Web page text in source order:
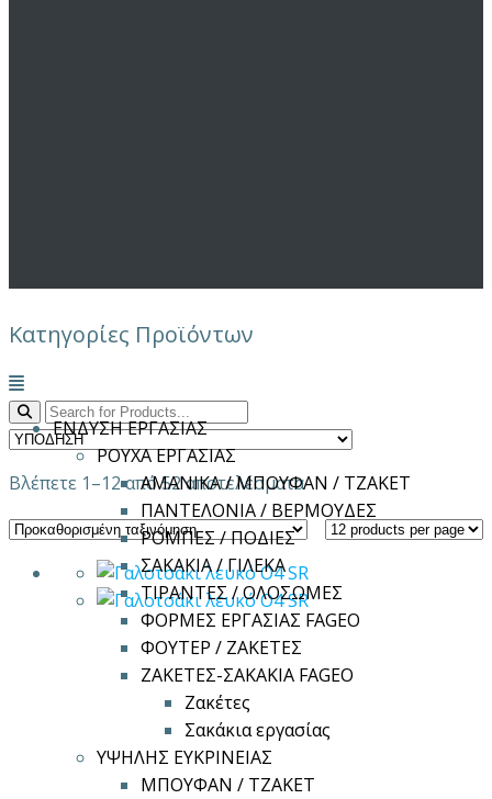
Κατηγορίες Προϊόντων
Μενού
ΕΝΔΥΣΗ ΕΡΓΑΣΙΑΣ
ΡΟΥΧΑ ΕΡΓΑΣΙΑΣ
ΑΜΑΝΙΚΑ / ΜΠΟΥΦΑΝ / ΤΖΑΚΕΤ
ΠΑΝΤΕΛΟΝΙΑ / ΒΕΡΜΟΥΔΕΣ
ΡΟΜΠΕΣ / ΠΟΔΙΕΣ
ΣΑΚΑΚΙΑ / ΓΙΛΕΚΑ
ΤΙΡΑΝΤΕΣ / ΟΛΟΣΩΜΕΣ
ΦΟΡΜΕΣ ΕΡΓΑΣΙΑΣ FAGEO
ΦΟΥΤΕΡ / ΖΑΚΕΤΕΣ
ΖΑΚΕΤΕΣ-ΣΑΚΑΚΙΑ FAGEO
Ζακέτες
Σακάκια εργασίας
ΥΨΗΛΗΣ ΕΥΚΡΙΝΕΙΑΣ
ΜΠΟΥΦΑΝ / ΤΖΑΚΕΤ
Βλέπετε 1–12 από 52 αποτελέσματα